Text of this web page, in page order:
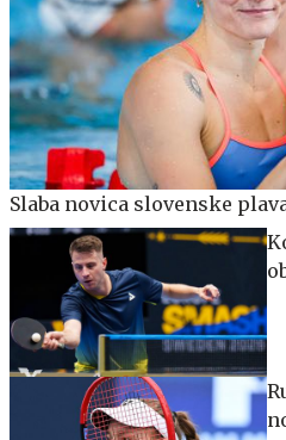
Slaba novica slovenske